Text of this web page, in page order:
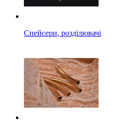
Спейсери, розділювачі